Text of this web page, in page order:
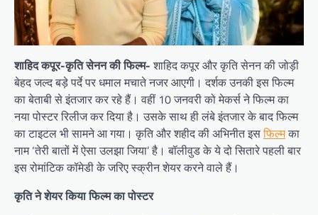
शाहिद कपूर-कृति सेनन की फिल्म-शाहिद कपूर और कृति सेनन की जोड़ी
बेहद जल्द बड़े पर्दे पर धमाल मचाते नजर आएगी। दर्शक उनकी इस फिल्म
का बेताबी से इंतजार कर रहे हैं। वहीं 10 जनवरी को मेकर्स ने फिल्म का
नया पोस्टर रिलीज कर दिया है। उसके साथ ही लंबे इंतजार के बाद फिल्म
का टाइटल भी सामने आ गया। कृति और शहीद की अभिनीत इसफिल्मका
नाम ‘तेरी बातों में ऐसा उलझा जिया’ है। बॉलीवुड के ये दो सितारे पहली बार
इस रोमांटिक कॉमेडी के जरिए स्क्रीन शेयर करने वाले हैं।
कृति ने शेयर किया फिल्म का पोस्टर